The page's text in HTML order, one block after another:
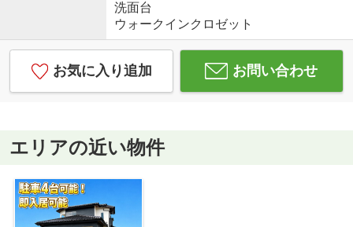
洗面台
ウォークインクロゼット
お気に入り追加 お問い合わせ
エリアの近い物件